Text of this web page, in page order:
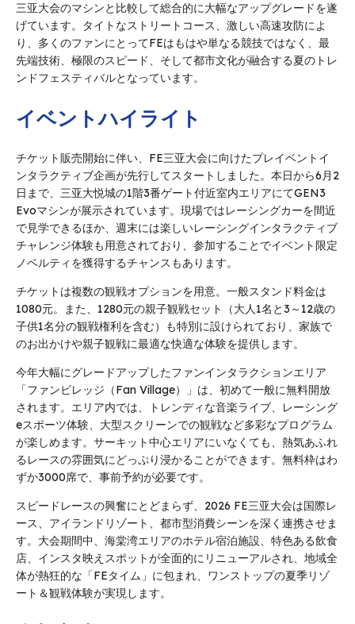
三亚大会のマシンと比較して総合的に大幅なアップグレードを遂
げています。タイトなストリートコース、激しい高速攻防によ
り、多くのファンにとってFEはもはや単なる競技ではなく、最
先端技術、極限のスピード、そして都市文化が融合する夏のトレ
ンドフェスティバルとなっています。
イベントハイライト
チケット販売開始に伴い、FE三亚大会に向けたプレイベントイ
ンタラクティブ企画が先行してスタートしました。本日から6月2
日まで、三亚大悦城の1階3番ゲート付近室内エリアにてGEN3
Evoマシンが展示されています。現場ではレーシングカーを間近
で見学できるほか、週末には楽しいレーシングインタラクティブ
チャレンジ体験も用意されており、参加することでイベント限定
ノベルティを獲得するチャンスもあります。
チケットは複数の観戦オプションを用意。一般スタンド料金は
1080元。また、1280元の親子観戦セット（大人1名と3～12歳の
子供1名分の観戦権利を含む）も特別に設けられており、家族で
のお出かけや親子観戦に最適な快適な体験を提供します。
今年大幅にグレードアップしたファンインタラクションエリア
「ファンビレッジ（Fan Village）」は、初めて一般に無料開放
されます。エリア内では、トレンディな音楽ライブ、レーシング
eスポーツ体験、大型スクリーンでの観戦など多彩なプログラム
が楽しめます。サーキット中心エリアにいなくても、熱気あふれ
るレースの雰囲気にどっぷり浸かることができます。無料枠はわ
ずか3000席で、事前予約が必要です。
スピードレースの興奮にとどまらず、2026 FE三亚大会は国際レ
ース、アイランドリゾート、都市型消費シーンを深く連携させま
す。大会期間中、海棠湾エリアのホテル宿泊施設、特色ある飲食
店、インスタ映えスポットが全面的にリニューアルされ、地域全
体が熱狂的な「FEタイム」に包まれ、ワンストップの夏季リゾ
ート＆観戦体験が実現します。